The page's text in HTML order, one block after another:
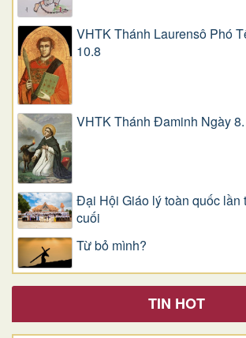
VHTK Thánh Laurensô Phó
10.8
VHTK Thánh Đaminh Ngày
Đại Hội Giáo lý toàn quốc lần
cuối
Từ bỏ mình?
TIN HOT